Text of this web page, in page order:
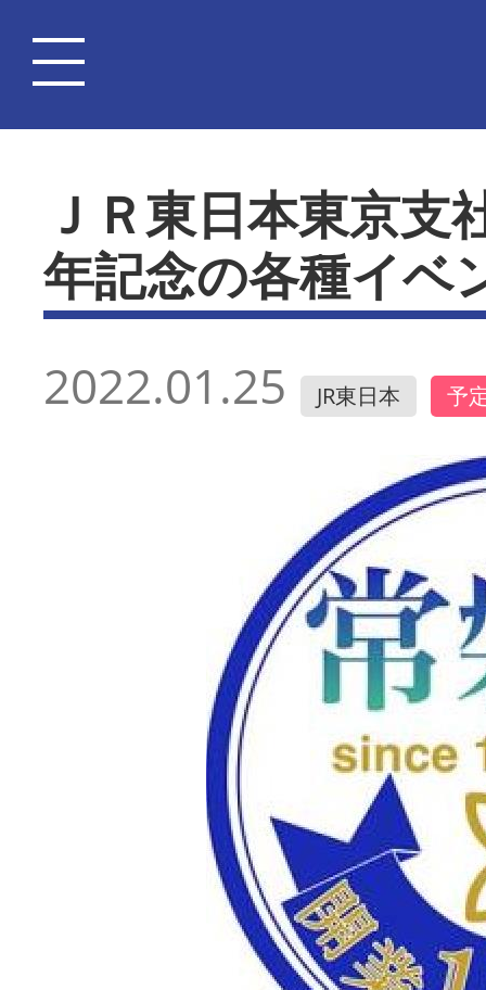
ＪＲ東日本東京
年記念の各種イベ
2022.01.25 JR東日本 予